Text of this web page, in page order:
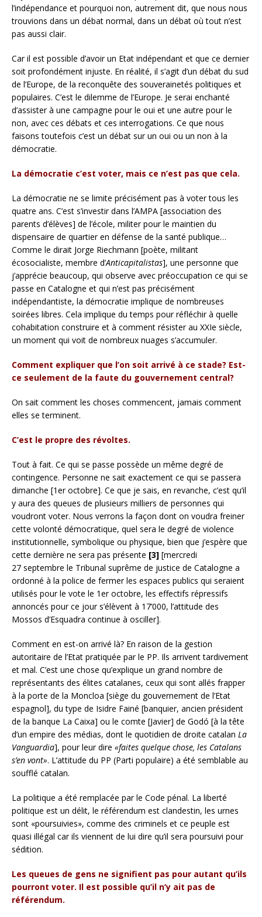
l’indépendance et pourquoi non, autrement dit, que nous nous
trouvions dans un débat normal, dans un débat où tout n’est
pas aussi clair.
Car il est possible d’avoir un Etat indépendant et que ce dernier
soit profondément injuste. En réalité, il s’agit d’un débat du sud
de l’Europe, de la reconquête des souverainetés politiques et
populaires. C’est le dilemme de l’Europe. Je serai enchanté
d’assister à une campagne pour le oui et une autre pour le
non, avec ces débats et ces interrogations. Ce que nous
faisons toutefois c’est un débat sur un oui ou un non à la
démocratie.
La démocratie c’est voter, mais ce n’est pas que cela.
La démocratie ne se limite précisément pas à voter tous les
quatre ans. C’est s’investir dans l’AMPA [association des
parents d’élèves] de l’école, militer pour le maintien du
dispensaire de quartier en défense de la santé publique…
Comme le dirait Jorge Riechmann [poète, militant
écosocialiste, membre d’Anticapitalistas], une personne que
j’apprécie beaucoup, qui observe avec préoccupation ce qui se
passe en Catalogne et qui n’est pas précisément
indépendantiste, la démocratie implique de nombreuses
soirées libres. Cela implique du temps pour réfléchir à quelle
cohabitation construire et à comment résister au XXIe siècle,
un moment qui voit de nombreux nuages s’accumuler.
Comment expliquer que l’on soit arrivé à ce stade? Est-
ce seulement de la faute du gouvernement central?
On sait comment les choses commencent, jamais comment
elles se terminent.
C’est le propre des révoltes.
Tout à fait. Ce qui se passe possède un même degré de
contingence. Personne ne sait exactement ce qui se passera
dimanche [1er octobre]. Ce que je sais, en revanche, c’est qu’il
y aura des queues de plusieurs milliers de personnes qui
voudront voter. Nous verrons la façon dont on voudra freiner
cette volonté démocratique, quel sera le degré de violence
institutionnelle, symbolique ou physique, bien que j’espère que
cette dernière ne sera pas présente [3] [mercredi
27 septembre le Tribunal suprême de justice de Catalogne a
ordonné à la police de fermer les espaces publics qui seraient
utilisés pour le vote le 1er octobre, les effectifs répressifs
annoncés pour ce jour s’élèvent à 17’000, l’attitude des
Mossos d’Esquadra continue à osciller].
Comment en est-on arrivé là? En raison de la gestion
autoritaire de l’Etat pratiquée par le PP. Ils arrivent tardivement
et mal. C’est une chose qu’explique un grand nombre de
représentants des élites catalanes, ceux qui sont allés frapper
à la porte de la Moncloa [siège du gouvernement de l’Etat
espagnol], du type de Isidre Fainé [banquier, ancien président
de la banque La Caixa] ou le comte [Javier] de Godó [à la tête
d’un empire des médias, dont le quotidien de droite catalan La
Vanguardia], pour leur dire «faites quelque chose, les Catalans
s’en vont». L’attitude du PP (Parti populaire) a été semblable au
soufflé catalan.
La politique a été remplacée par le Code pénal. La liberté
politique est un délit, le référendum est clandestin, les urnes
sont «poursuivies», comme des criminels et ce peuple est
quasi illégal car ils viennent de lui dire qu’il sera poursuivi pour
sédition.
Les queues de gens ne signifient pas pour autant qu’ils
pourront voter. Il est possible qu’il n’y ait pas de
référendum.